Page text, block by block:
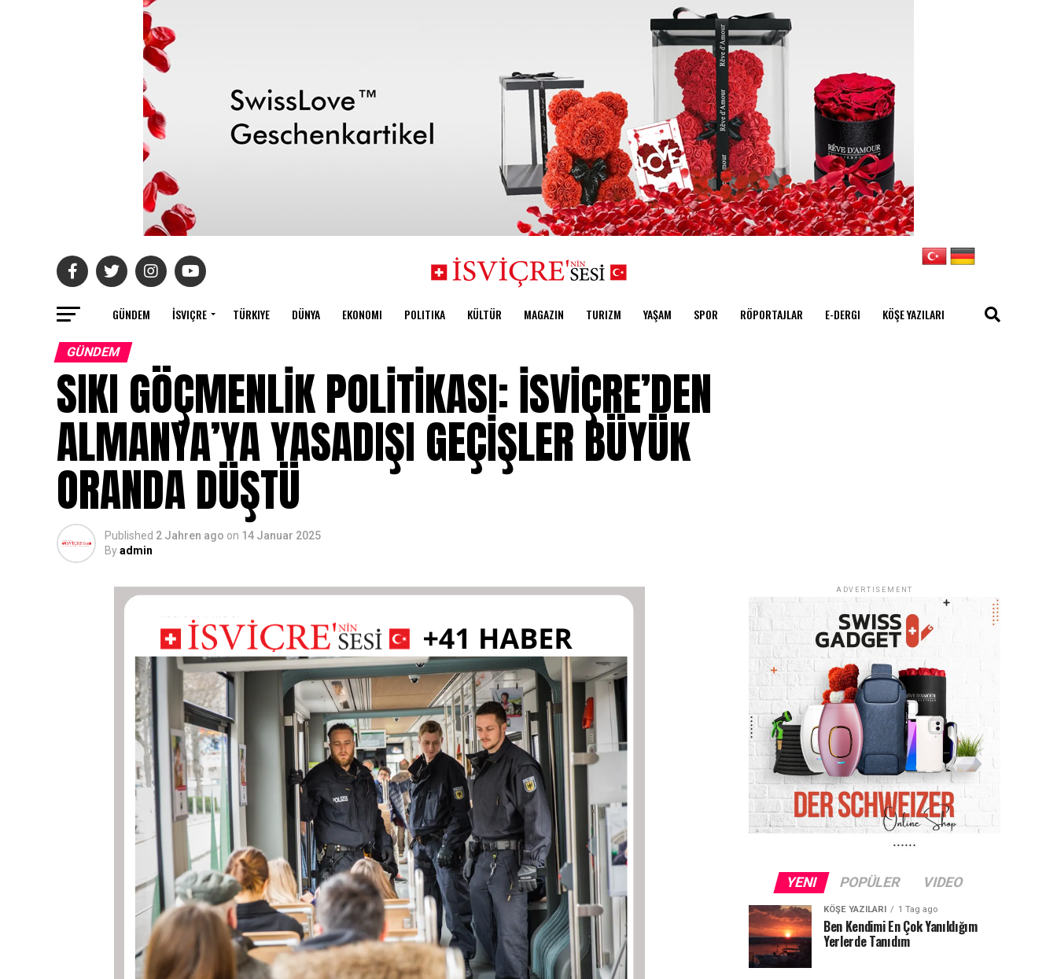
GÜNDEM İSVIÇRE TÜRKIYE DÜNYA EKONOMI POLITIKA KÜLTÜR MAGAZIN TURIZM YAŞAM SPOR RÖPORTAJLAR E-DERGI KÖŞE YAZILARI
GÜNDEM
SIKI GÖÇMENLİK POLİTİKASI: İSVİÇRE’DEN
ALMANYA’YA YASADIŞI GEÇİŞLER BÜYÜK
ORANDA DÜŞTÜ
Published 2 Jahren ago on 14 Januar 2025
Byadmin
ADVERTISEMENT
YENI POPÜLER VIDEO
KÖŞE YAZILARI 1 Tag ago
Ben Kendimi En Çok Yanıldığım
Yerlerde Tanıdım